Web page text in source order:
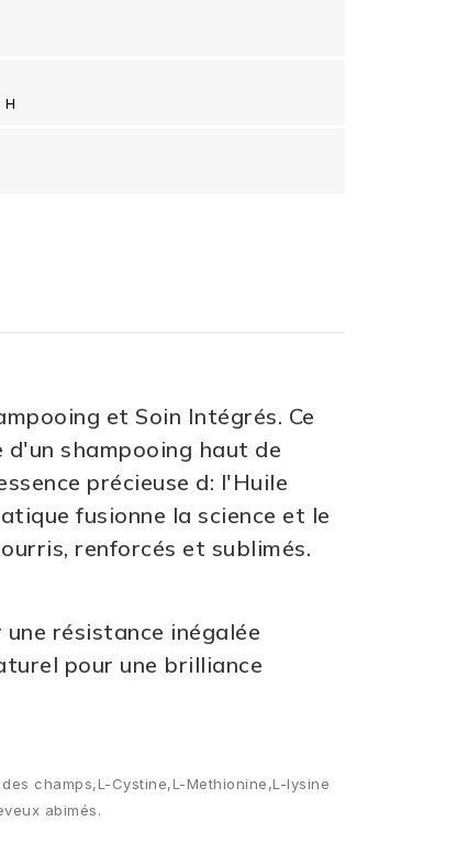
et Soin Intégrés. Ce
shampooing haut de
précieuse d: l'Huile
fusionne la science et le
renforcés et sublimés.
résistance inégalée
pour une brilliance
champs,L-Cystine,L-Methionine,L-lysine
abimés.